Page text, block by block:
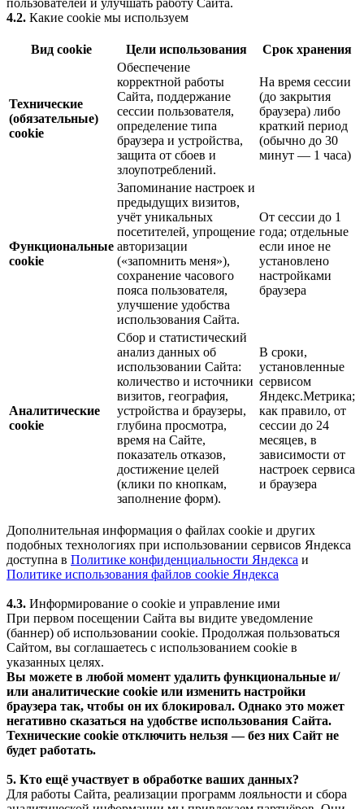
4.2. Какие cookie мы используем
Вид cookie Цели использования Срок хранения
Технические
(обязательные)
cookie
Обеспечение
корректной работы
Сайта, поддержание
сессии пользователя,
определение типа
браузера и устройства,
защита от сбоев и
злоупотреблений.
На время сессии
(до закрытия
браузера) либо
краткий период
(обычно до 30
минут — 1 часа)
Функциональные
cookie
Запоминание настроек и
предыдущих визитов,
учёт уникальных
посетителей, упрощение
авторизации
(«запомнить меня»),
сохранение часового
пояса пользователя,
улучшение удобства
использования Сайта.
От сессии до 1
года; отдельные
если иное не
установлено
настройками
браузера
Аналитические
cookie
Сбор и статистический
анализ данных об
использовании Сайта:
количество и источники
визитов, география,
устройства и браузеры,
глубина просмотра,
время на Сайте,
показатель отказов,
достижение целей
(клики по кнопкам,
заполнение форм).
В сроки,
установленные
сервисом
Яндекс.Метрика;
как правило, от
сессии до 24
месяцев, в
зависимости от
настроек сервиса
и браузера
Дополнительная информация о файлах cookie и других
подобных технологиях при использовании сервисов Яндекса
доступна в Политике конфиденциальности Яндекса и
Политике использования файлов cookie Яндекса
4.3. Информирование о cookie и управление ими
При первом посещении Сайта вы видите уведомление
(баннер) об использовании cookie. Продолжая пользоваться
Сайтом, вы соглашаетесь с использованием cookie в
указанных целях.
Вы можете в любой момент удалить функциональные и/
или аналитические cookie или изменить настройки
браузера так, чтобы он их блокировал. Однако это может
негативно сказаться на удобстве использования Сайта.
Технические cookie отключить нельзя — без них Сайт не
будет работать.
5. Кто ещё участвует в обработке ваших данных?
Для работы Сайта, реализации программ лояльности и сбора